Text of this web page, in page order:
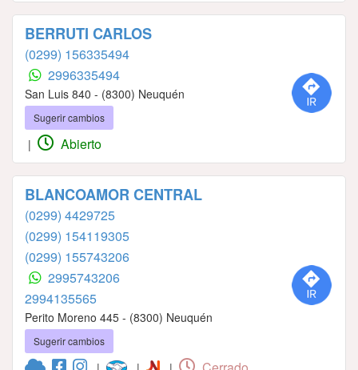
BERRUTI CARLOS
(0299) 156335494
2996335494
San Luis 840 - (8300) Neuquén
Sugerir cambios
| Abierto
BLANCOAMOR CENTRAL
(0299) 4429725
(0299) 154119305
(0299) 155743206
2995743206
2994135565
Perito Moreno 445 - (8300) Neuquén
Sugerir cambios